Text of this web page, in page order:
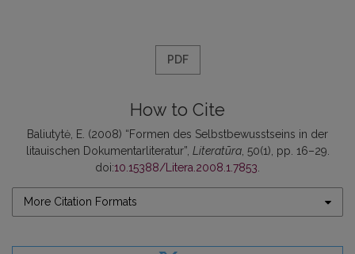
PDF
How to Cite
Baliutytė, E. (2008) “Formen des Selbstbewusstseins in der
litauischen Dokumentarliteratur”, Literatūra, 50(1), pp. 16–29.
doi:10.15388/Litera.2008.1.7853
More Citation Formats